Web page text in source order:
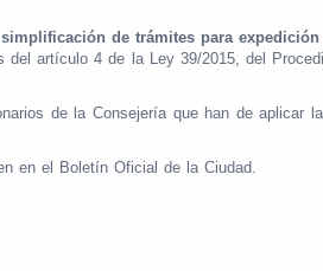
de trámites para
artículo 4 de la Ley 39/2015, del
de la Consejería que han de aplicar
en el Boletín Oficial de la Ciudad.